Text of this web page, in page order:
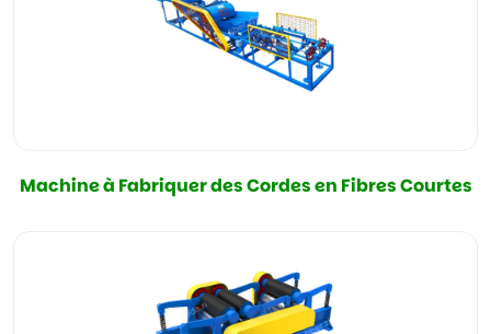
Machine à Fabriquer des Cordes en Fibres Courtes